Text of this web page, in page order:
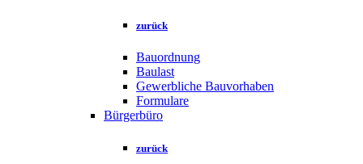
zurück
Bauordnung
Baulast
Gewerbliche Bauvorhaben
Formulare
Bürgerbüro
zurück